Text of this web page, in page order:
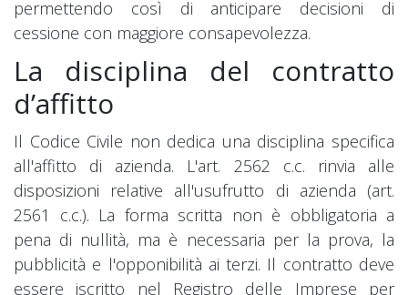
permettendo così di anticipare decisioni di
cessione con maggiore consapevolezza.
La disciplina del contratto
d’affitto
Il Codice Civile non dedica una disciplina specifica
all'affitto di azienda. L'art. 2562 c.c. rinvia alle
disposizioni relative all'usufrutto di azienda (art.
2561 c.c.). La forma scritta non è obbligatoria a
pena di nullità, ma è necessaria per la prova, la
pubblicità e l'opponibilità ai terzi. Il contratto deve
essere iscritto nel Registro delle Imprese per